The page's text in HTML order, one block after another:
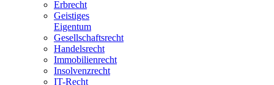
Erbrecht
Geistiges
Eigentum
Gesellschaftsrecht
Handelsrecht
Immobilienrecht
Insolvenzrecht
IT-Recht